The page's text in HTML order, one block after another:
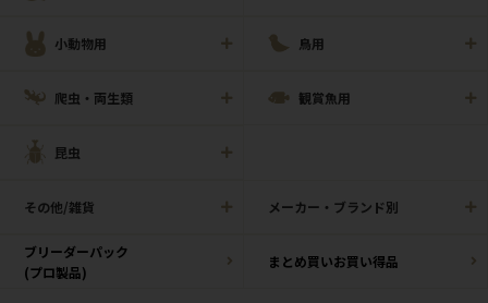
小動物用 鳥用
爬虫・両生類 観賞魚用
昆虫
その他/雑貨 メーカー・ブランド別
ブリーダーパック
(プロ製品)
まとめ買いお買い得品